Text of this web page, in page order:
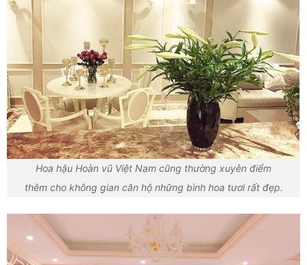
Hoa hậu Hoàn vũ Việt Nam cũng thường xuyên điểm
thêm cho không gian căn hộ những bình hoa tươi rất đẹp.